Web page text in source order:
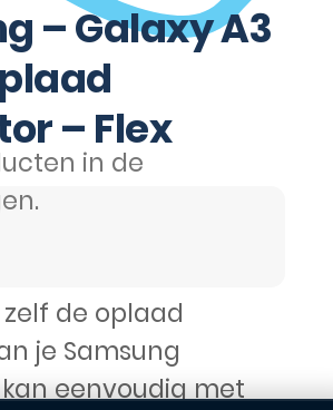
in de
– Galaxy A3
– Flex
de oplaad
je Samsung
eenvoudig met